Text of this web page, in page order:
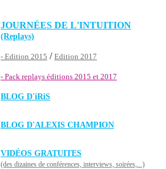
JOURNÉES DE L'INTUITION
(Replays)
- Edition 2015 / Edition 2017
- Pack replays éditions 2015 et 2017
BLOG D'iRiS
BLOG D'ALEXIS CHAMPION
VIDÉOS GRATUITES
(des dizaines de conférences, interviews, soirées,...)